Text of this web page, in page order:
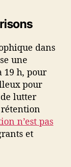
dans
une
19 h, pour
pour
lutter
rétention
n’est pas
et